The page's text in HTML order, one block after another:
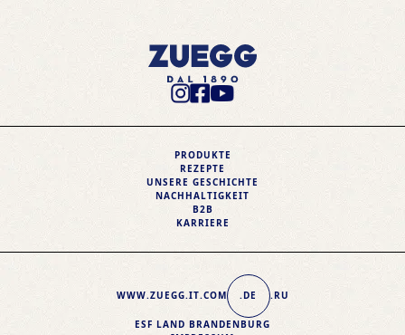
Instagram Profile
Facebook Profile
Youtube Profile
PRODUKTE
REZEPTE
UNSERE GESCHICHTE
NACHHALTIGKEIT
B2B
KARRIERE
WWW.ZUEGG.IT.COM .DE .RU
ESF LAND BRANDENBURG